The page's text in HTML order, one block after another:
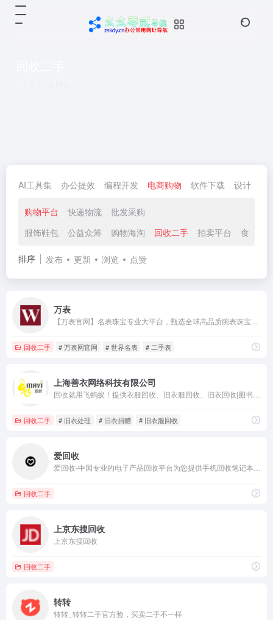
AI工具集 办公提效 编程开发 电商购物 软件下载 设计
购物平台 快递物流
批发采购
服饰鞋包
公益众筹 购物海淘 回收二手 拍卖平台 食品酒
排序 发布 更新 浏览 点赞
万表
回收二手 # 万表网官网 # 世界名表 # 二手表
上海善衣网络科技有限公司
回收二手 # 旧衣处理 # 旧衣捐赠 # 旧衣服回收
爱回收
回收二手
上京东搜回收
上京东搜回收
回收二手
转转
转转_转转二手官方验，买卖二手不一样